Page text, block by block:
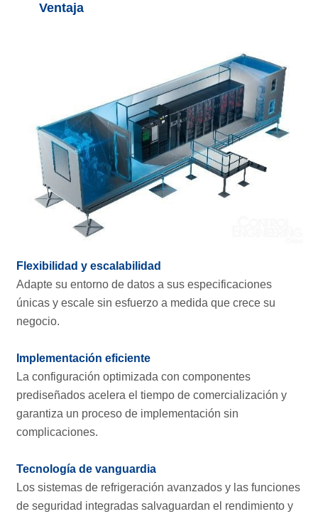
Ventaja
Flexibilidad y escalabilidad
Adapte su entorno de datos a sus especificaciones
únicas y escale sin esfuerzo a medida que crece su
negocio.
Implementación eficiente
La configuración optimizada con componentes
prediseñados acelera el tiempo de comercialización y
garantiza un proceso de implementación sin
complicaciones.
Tecnología de vanguardia
Los sistemas de refrigeración avanzados y las funciones
de seguridad integradas salvaguardan el rendimiento y